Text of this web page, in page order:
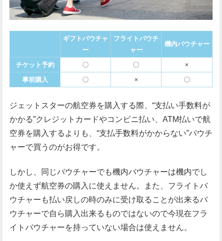
ギフトバウチャ
ー
フライトバウチ
ャー
機内バウチャー
チケット予約 〇 〇
×
事前購入
〇 × 〇
ジェットスターの航空券を購入する際、“支払い手数料が
かかる”クレジットカードやコンビニ払い、ATM払いで航
空券を購入するよりも、“支払手数料がかからない”バウチ
ャーで買うのがお得です。
しかし、同じバウチャーでも機内バウチャーは機内でし
か使えず航空券の購入に使えません。また、フライトバ
ウチャーも払い戻しの時のみに受け取ることが出来るバ
ウチャーで自ら購入出来るものではないので今現在フラ
イトバウチャーを持っていない場合は使えません。